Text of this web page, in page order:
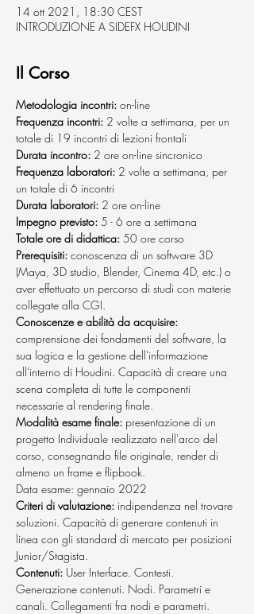
14 ott 2021, 18:30 CEST
INTRODUZIONE A SIDEFX HOUDINI
Il Corso
Metodologia incontri: on-line
Frequenza incontri: 2 volte a settimana, per un
totale di 19 incontri di lezioni frontali
Durata incontro: 2 ore on-line sincronico
Frequenza laboratori: 2 volte a settimana, per
un totale di 6 incontri
Durata laboratori: 2 ore on-line
Impegno previsto: 5 - 6 ore a settimana
Totale ore di didattica: 50 ore corso
Prerequisiti: conoscenza di un software 3D
(Maya, 3D studio, Blender, Cinema 4D, etc.) o
aver effettuato un percorso di studi con materie
collegate alla CGI.
Conoscenze e abilità da acquisire:
comprensione dei fondamenti del software, la
sua logica e la gestione dell'informazione
all'interno di Houdini. Capacità di creare una
scena completa di tutte le componenti
necessarie al rendering finale.
Modalità esame finale: presentazione di un
progetto Individuale realizzato nell'arco del
corso, consegnando file originale, render di
almeno un frame e flipbook.
Data esame: gennaio 2022
Criteri di valutazione: indipendenza nel trovare
soluzioni. Capacità di generare contenuti in
linea con gli standard di mercato per posizioni
Junior/Stagista.
Contenuti: User Interface. Contesti.
Generazione contenuti. Nodi. Parametri e
canali. Collegamenti fra nodi e parametri.